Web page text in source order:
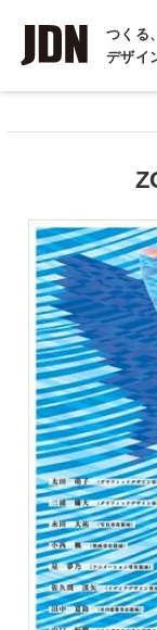
つくる
デザイ
インタビュー
コラム